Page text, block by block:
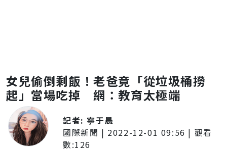
女兒偷倒剩飯！老爸竟「從垃圾桶撈
起」當場吃掉 網：教育太極端
記者: 寧于晨
國際新聞 | 2022-12-01 09:56 | 觀看
數:126